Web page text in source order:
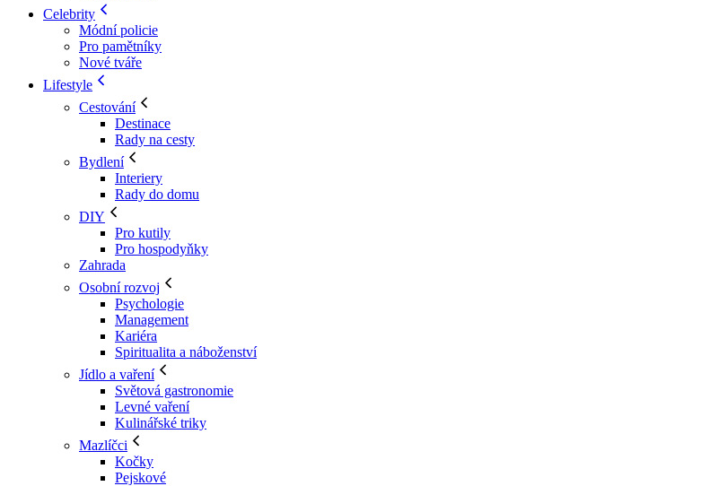
Celebrity
Módní policie
Pro pamětníky
Nové tváře
Lifestyle
Cestování
Destinace
Rady na cesty
Bydlení
Interiery
Rady do domu
DIY
Pro kutily
Pro hospodyňky
Zahrada
Osobní rozvoj
Psychologie
Management
Kariéra
Spiritualita a náboženství
Jídlo a vaření
Světová gastronomie
Levné vaření
Kulinářské triky
Mazlíčci
Kočky
Pejskové